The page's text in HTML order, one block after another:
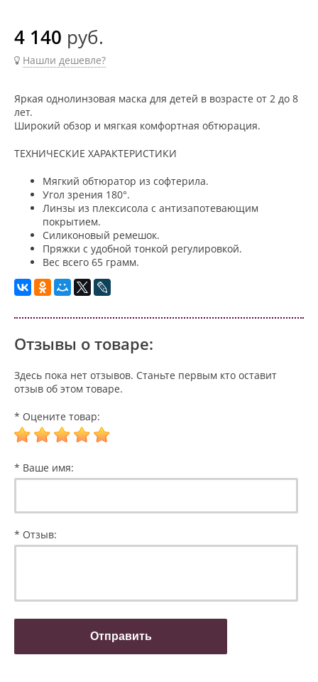
4 140 руб.
Нашли дешевле?
Яркая однолинзовая маска для детей в возрасте от 2 до 8
лет.
Широкий обзор и мягкая комфортная обтюрация.
ТЕХНИЧЕСКИЕ ХАРАКТЕРИСТИКИ
Мягкий обтюратор из софтерила.
Угол зрения 180°.
Линзы из плексисола с антизапотевающим
покрытием.
Силиконовый ремешок.
Пряжки с удобной тонкой регулировкой.
Вес всего 65 грамм.
Отзывы о товаре:
Здесь пока нет отзывов. Станьте первым кто оставит
отзыв об этом товаре.
* Оцените товар:
* Ваше имя:
* Отзыв: